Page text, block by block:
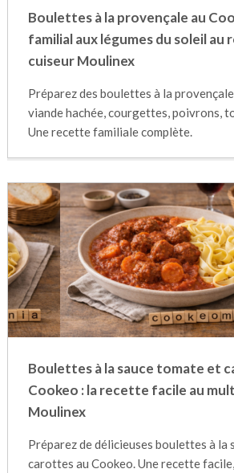
Boulettes à la provençale au
familial aux légumes du soleil au
cuiseur Moulinex
Préparez des boulettes à la
viande hachée, courgettes, poivrons,
Une recette familiale complète.
Boulettes à la sauce tomate et
Cookeo : la recette facile au
Moulinex
Préparez de délicieuses boulettes à la
carottes au Cookeo. Une recette